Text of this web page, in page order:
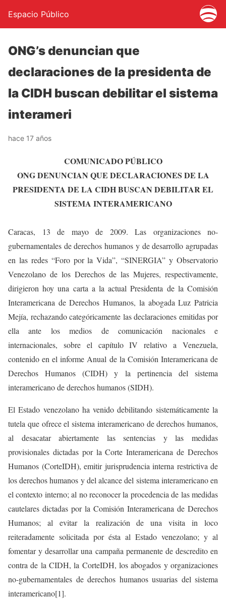
Espacio Público
ONG’s denuncian que
declaraciones de la presidenta de
la CIDH buscan debilitar el sistema
interameri
hace 17 años
COMUNICADO PÚBLICO
ONG DENUNCIAN QUE DECLARACIONES DE LA
PRESIDENTA DE LA CIDH BUSCAN DEBILITAR EL
SISTEMA INTERAMERICANO
Caracas, 13 de mayo de 2009. Las organizaciones no-
gubernamentales de derechos humanos y de desarrollo agrupadas
en las redes “Foro por la Vida”, “SINERGIA” y Observatorio
Venezolano de los Derechos de las Mujeres, respectivamente,
dirigieron hoy una carta a la actual Presidenta de la Comisión
Interamericana de Derechos Humanos, la abogada Luz Patricia
Mejía, rechazando categóricamente las declaraciones emitidas por
ella ante los medios de comunicación nacionales e
internacionales, sobre el capítulo IV relativo a Venezuela,
contenido en el informe Anual de la Comisión Interamericana de
Derechos Humanos (CIDH) y la pertinencia del sistema
interamericano de derechos humanos (SIDH).
El Estado venezolano ha venido debilitando sistemáticamente la
tutela que ofrece el sistema interamericano de derechos humanos,
al desacatar abiertamente las sentencias y las medidas
provisionales dictadas por la Corte Interamericana de Derechos
Humanos (CorteIDH), emitir jurisprudencia interna restrictiva de
los derechos humanos y del alcance del sistema interamericano en
el contexto interno; al no reconocer la procedencia de las medidas
cautelares dictadas por la Comisión Interamericana de Derechos
Humanos; al evitar la realización de una visita in loco
reiteradamente solicitada por ésta al Estado venezolano; y al
fomentar y desarrollar una campaña permanente de descredito en
contra de la CIDH, la CorteIDH, los abogados y organizaciones
no-gubernamentales de derechos humanos usuarias del sistema
interamericano[1].